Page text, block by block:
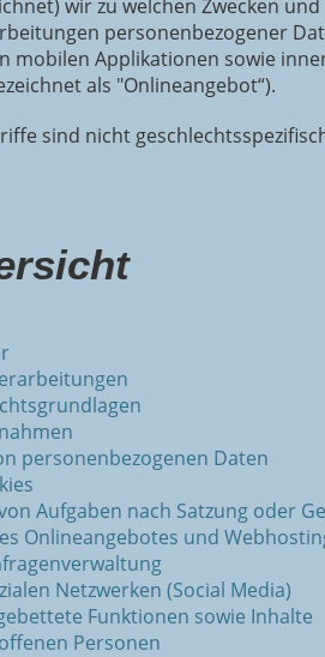
wir zu welchen Zwecken
personenbezogener
mobilen Applikationen sowie
als "Onlineangebot“).
sind nicht
personenbezogenen Daten
Aufgaben nach Satzung oder
Onlineangebotes und
Netzwerken (Social Media)
Funktionen sowie Inhalte
Personen